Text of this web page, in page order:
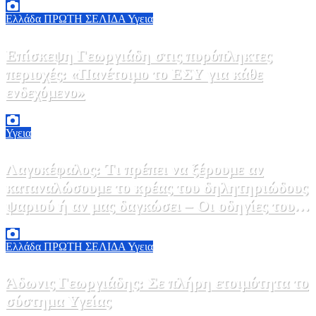
Ελλάδα ΠΡΩΤΗ ΣΕΛΙΔΑΥγεια
Επίσκεψη Γεωργιάδη στις πυρόπληκτες
περιοχές: «Πανέτοιμο το ΕΣΥ για κάθε
ενδεχόμενο»
Υγεια
Λαγοκέφαλος: Τι πρέπει να ξέρουμε αν
καταναλώσουμε το κρέας του δηλητηριώδους
ψαριού ή αν μας δαγκώσει – Οι οδηγίες του
ΕΟΔΥ
Ελλάδα ΠΡΩΤΗ ΣΕΛΙΔΑ Υγεια
Άδωνις Γεωργιάδης: Σε πλήρη ετοιμότητα το
σύστημα Υγείας